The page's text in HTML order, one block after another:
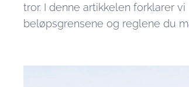
tror. I denne artikkelen forklarer vi
beløpsgrensene og reglene du